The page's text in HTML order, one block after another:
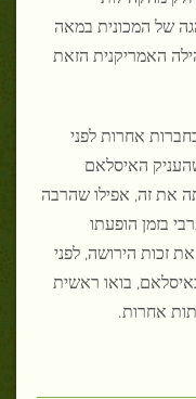
של המכונית במאה
האמריקנית הזאת
אחרות לפני
האיסלאם
את זה, אפילו שהרבה
בזמן הופעתו
זכות הירושה, לפני
בואו ראשית
אחרות.